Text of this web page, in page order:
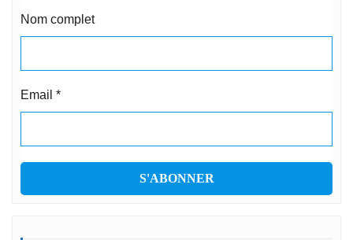
Nom complet
Email *